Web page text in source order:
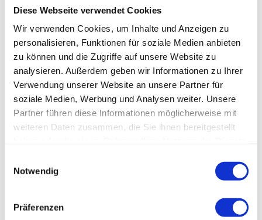
Diese Webseite verwendet Cookies
Wir verwenden Cookies, um Inhalte und Anzeigen zu
personalisieren, Funktionen für soziale Medien anbieten
zu können und die Zugriffe auf unsere Website zu
analysieren. Außerdem geben wir Informationen zu Ihrer
Verwendung unserer Website an unsere Partner für
soziale Medien, Werbung und Analysen weiter. Unsere
Partner führen diese Informationen möglicherweise mit
weiteren Daten zusammen, die Sie ihnen bereitgestellt
Notwendig
Präferenzen
Alte IT, neues Geld: Wir kaufen Ihre alte IT-
Hardware
28. Juli 2026